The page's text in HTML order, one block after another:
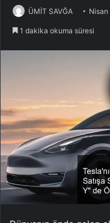
ÜMİT SAVĞA Nisan
1 dakika okuma süresi